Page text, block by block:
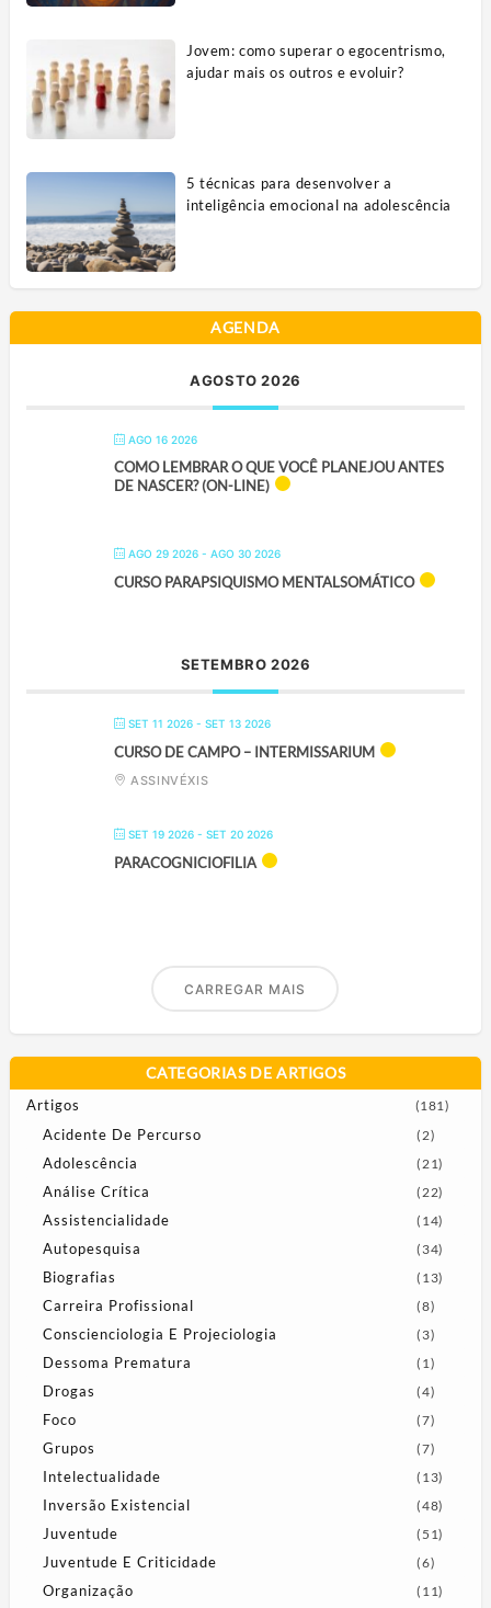
Jovem: como superar o egocentrismo,
ajudar mais os outros e evoluir?
5 técnicas para desenvolver a
inteligência emocional na adolescência
AGENDA
AGOSTO 2026
AGO 16 2026
COMO LEMBRAR O QUE VOCÊ PLANEJOU ANTES
DE NASCER? (ON-LINE)
AGO 29 2026- AGO 30 2026
CURSO PARAPSIQUISMO MENTALSOMÁTICO
SETEMBRO 2026
SET 11 2026- SET 13 2026
CURSO DE CAMPO – INTERMISSARIUM
ASSINVÉXIS
SET 19 2026- SET 20 2026
PARACOGNICIOFILIA
CARREGAR MAIS
CATEGORIAS DE ARTIGOS
Artigos (181)
Acidente De Percurso (2)
Adolescência (21)
Análise Crítica (22)
Assistencialidade (14)
Autopesquisa (34)
Biografias (13)
Carreira Profissional (8)
Conscienciologia E Projeciologia (3)
Dessoma Prematura (1)
Drogas (4)
Foco (7)
Grupos (7)
Intelectualidade (13)
Inversão Existencial (48)
Juventude (51)
Juventude E Criticidade (6)
Organização (11)